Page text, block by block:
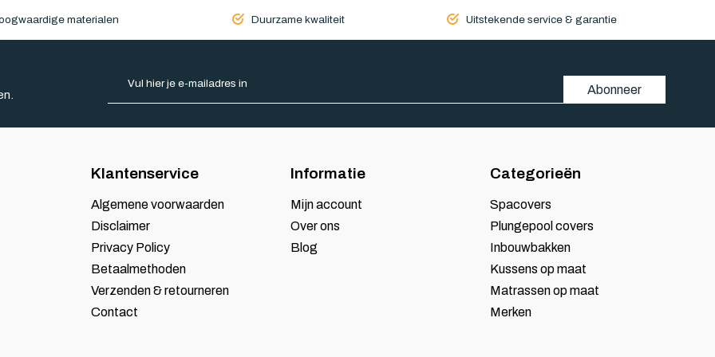
aanvoelt, kan dit betekenen dat de isolatie vocht heeft opgenomen, wat de efficiëntie vermindert.
sneller afkoelt of meer energie verbruikt, kan dit komen door een versleten cover.
die aan al jouw wensen voldoen. Neem vandaag nog contact met ons op of bestel eenvoudig online! Voor vragen
materialen Duurzame kwaliteit Uitstekende service & garantie
Abonneer
Klantenservice
Algemene voorwaarden
Disclaimer
Privacy Policy
Betaalmethoden
Verzenden & retourneren
Contact
Informatie
Mijn account
Over ons
Blog
Categorieën
Spacovers
Plungepool covers
Inbouwbakken
Kussens op maat
Matrassen op maat
Merken